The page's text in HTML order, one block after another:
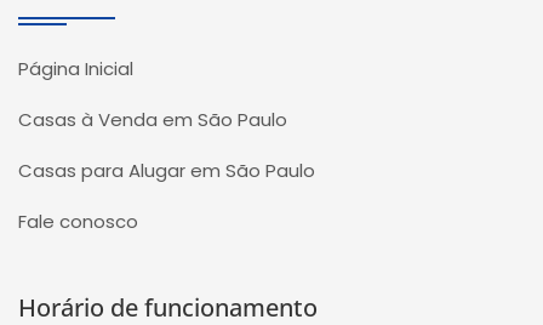
Página Inicial
Casas à Venda em São Paulo
Casas para Alugar em São Paulo
Fale conosco
Horário de funcionamento